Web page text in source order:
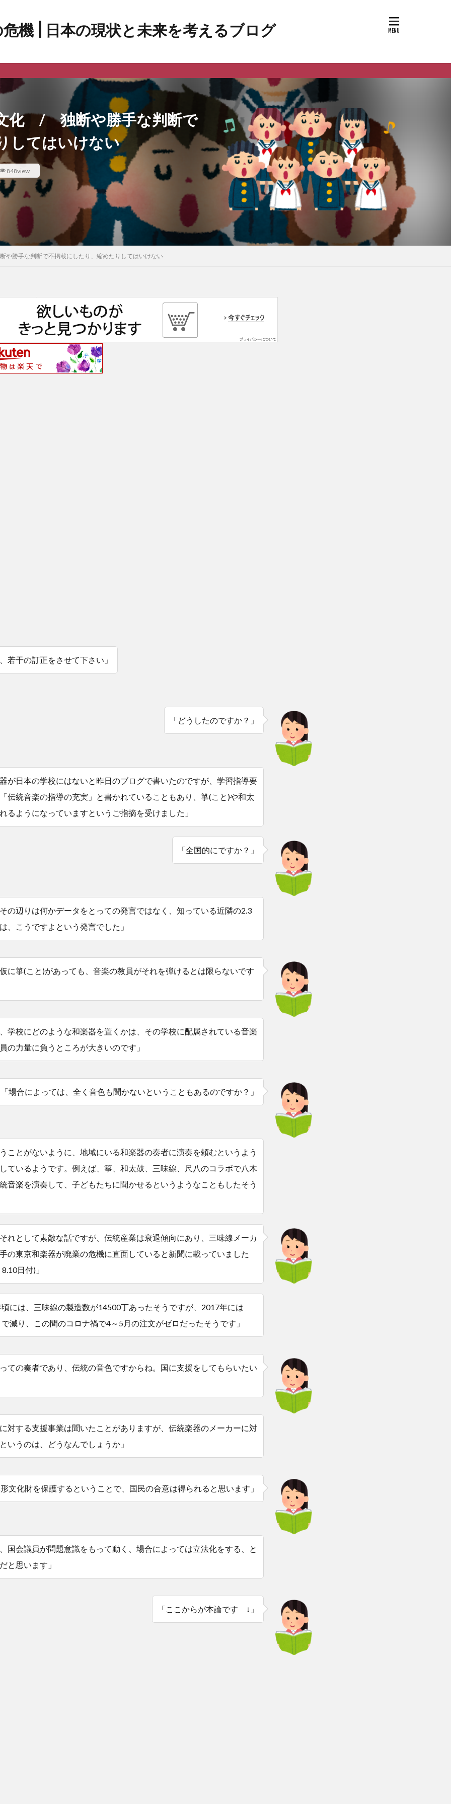
化 / 独断や勝手な判断で
してはいけない
848view
勝手な判断で不掲載にしたり、縮めたりしてはいけない
若干の訂正をさせて下さい」
「どうしたのですか？」
が日本の学校にはないと昨日のブログで書いたのですが、学習指導要
伝統音楽の指導の充実」と書かれていることもあり、箏(こと)や和太
るようになっていますというご指摘を受けました」
「全国的にですか？」
の辺りは何かデータをとっての発言ではなく、知っている近隣の2.3
、こうですよという発言でした」
に箏(こと)があっても、音楽の教員がそれを弾けるとは限らないです
学校にどのような和楽器を置くかは、その学校に配属されている音楽
の力量に負うところが大きいのです」
「場合によっては、全く音色も聞かないということもあるのですか？」
ことがないように、地域にいる和楽器の奏者に演奏を頼むというよう
ているようです。例えば、箏、和太鼓、三味線、尺八のコラボで八木
音楽を演奏して、子どもたちに聞かせるというようなこともしたそう
れとして素敵な話ですが、伝統産業は衰退傾向にあり、三味線メーカ
の東京和楽器が廃業の危機に直面していると新聞に載っていました
日付)」
には、三味線の製造数が14500丁あったそうですが、2017年には
減り、この間のコロナ禍で4～5月の注文がゼロだったそうです」
ての奏者であり、伝統の音色ですからね。国に支援をしてもらいたい
対する支援事業は聞いたことがありますが、伝統楽器のメーカーに対
いうのは、どうなんでしょうか」
文化財を保護するということで、国民の合意は得られると思います」
国会議員が問題意識をもって動く、場合によっては立法化をする、と
と思います」
「ここからが本論です ↓」